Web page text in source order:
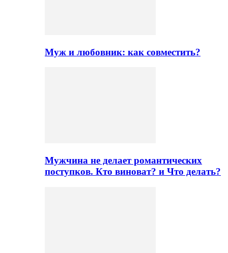
Муж и любовник: как совместить?
Мужчина не делает романтических
поступков. Кто виноват? и Что делать?